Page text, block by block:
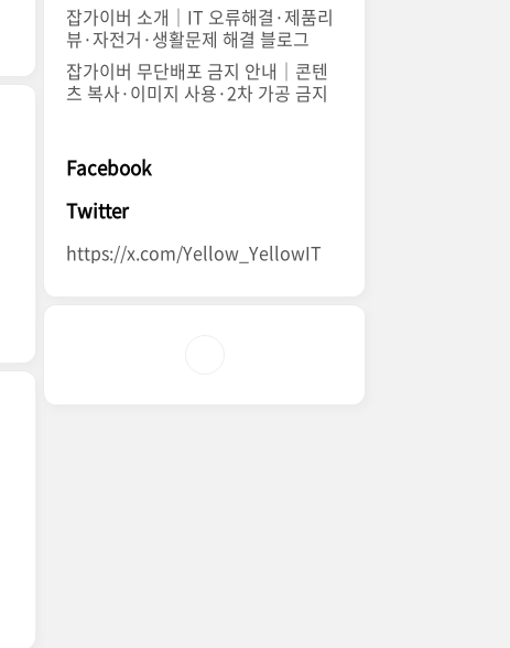
잡가이버 소개｜IT 오류해결·제품리
뷰·자전거·생활문제 해결 블로그
잡가이버 무단배포 금지 안내｜콘텐
츠 복사·이미지 사용·2차 가공 금지
Facebook
Twitter
https://x.com/Yellow_YellowIT